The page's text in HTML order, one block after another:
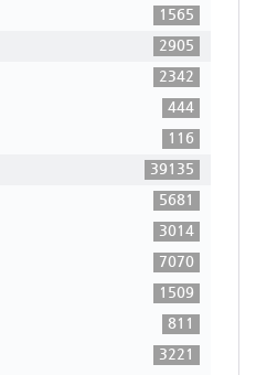
1565
2905
2342
444
116
39135
5681
3014
7070
1509
811
3221